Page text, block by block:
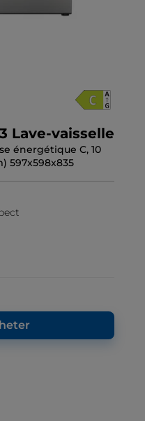
Lave-vaisselle
énergétique C, 10
597x598x835